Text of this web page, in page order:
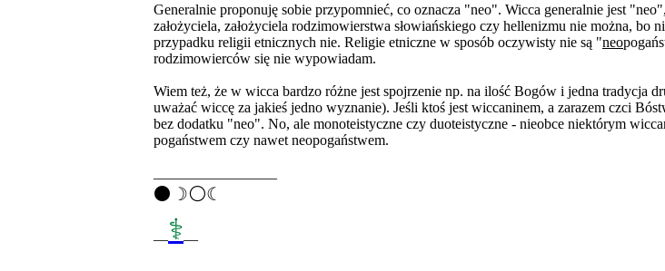
Generalnie proponuję sobie przypomnieć, co oznacza "neo". Wicca generalnie jest
założyciela, założyciela rodzimowierstwa słowiańskiego czy hellenizmu nie można, bo
przypadku religii etnicznych nie. Religie etniczne w sposób oczywisty nie są "neo
rodzimowierców się nie wypowiadam.
Wiem też, że w wicca bardzo różne jest spojrzenie np. na ilość Bogów i jedna tradycja
uważać wiccę za jakieś jedno wyznanie). Jeśli ktoś jest wiccaninem, a zarazem czci
bez dodatku "neo". No, ale monoteistyczne czy duoteistyczne - nieobce niektórym
pogaństwem czy nawet neopogaństwem.
⚫☽⚪☾
⚕